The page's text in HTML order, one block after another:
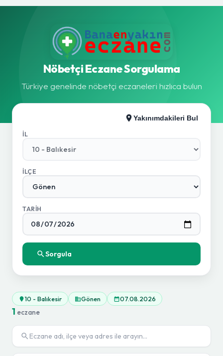
Nöbetçi Eczane Sorgulama
Türkiye genelinde nöbetçi eczaneleri hızlıca bulun
Yakınımdakileri Bul
İL
İLÇE
TARIH
Sorgula
10 - Balıkesir Gönen 07.08.2026
1 eczane